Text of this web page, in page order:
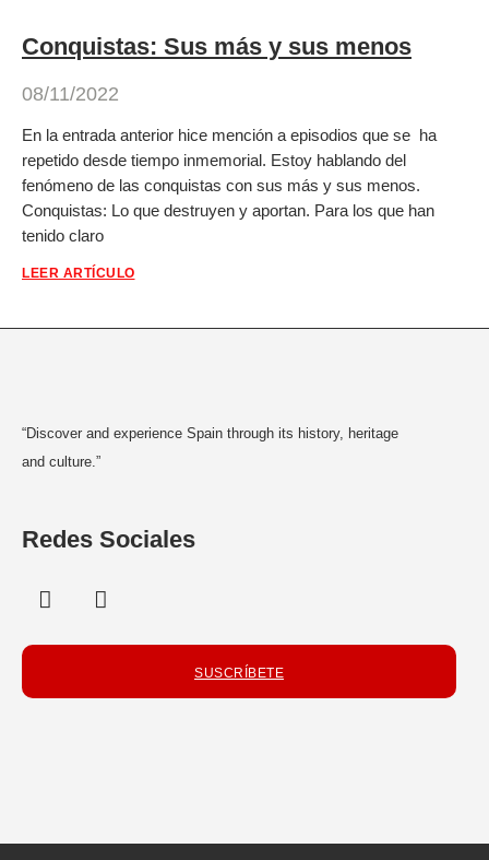
Conquistas: Sus más y sus menos
08/11/2022
En la entrada anterior hice mención a episodios que se ha
repetido desde tiempo inmemorial. Estoy hablando del
fenómeno de las conquistas con sus más y sus menos.
Conquistas: Lo que destruyen y aportan. Para los que han
tenido claro
LEER ARTÍCULO
“Discover and experience Spain through its history, heritage
and culture.”
Redes Sociales
SUSCRÍBETE